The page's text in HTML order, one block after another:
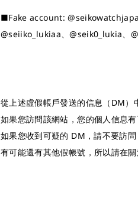
■Fake account:
@seiiko_lukiaa、@seik0_lukia、
從上述虛假帳戶發送的信息（DM）
如果您訪問該網站，您的個人信息有
如果您收到可疑的 DM，請不要訪
有可能還有其他假帳號，所以請在